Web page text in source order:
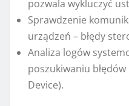
pozwala wykluczyć
Sprawdzenie
urządzeń – błędy
Analiza logów
poszukiwaniu
Device).